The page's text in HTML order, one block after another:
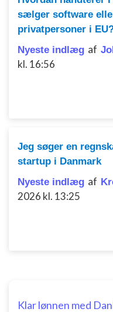
sælger software
privatpersoner i
Nyeste indlæg af
kl. 16:56
Jeg søger en
startup i Danmark
Nyeste indlæg af
2026 kl. 13:25
Klar lønnen med
anmodede oplysninger
Ikke-IAB-behandlingsformål:
Ydeevne